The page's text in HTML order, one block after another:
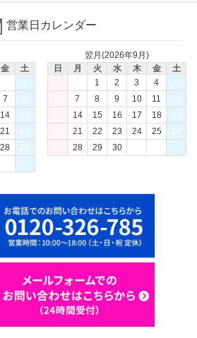
営業日カレンダー
金
土
1
7
8
14
15
21
22
28
29
翌月(2026年9月)
日
月 火 水 木 金
土
1
2 3 4
5
7 8 9 10 11
12
14 15 16 17 18
19
21 22 23 24 25
26
28 29 30